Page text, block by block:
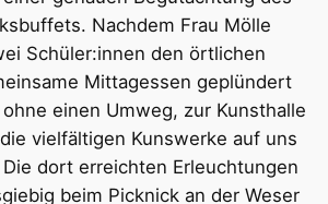
Nachdem Frau Mölle
Schüler:innen den örtlichen
Mittagessen geplündert
einen Umweg, zur Kunsthalle
vielfältigen Kunswerke auf uns
dort erreichten Erleuchtungen
beim Picknick an der Weser